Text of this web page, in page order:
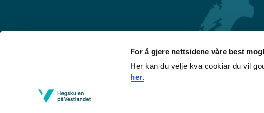
For å gjere nettsidene våre best
Her kan du velje kva cookiar du vil
her.